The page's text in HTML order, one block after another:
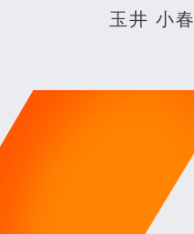
玉井 小春